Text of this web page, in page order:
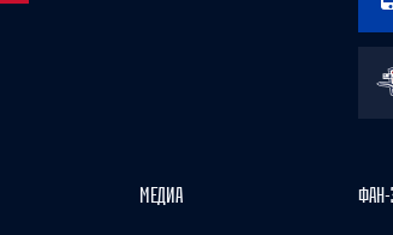
МЕДИА ФАН-